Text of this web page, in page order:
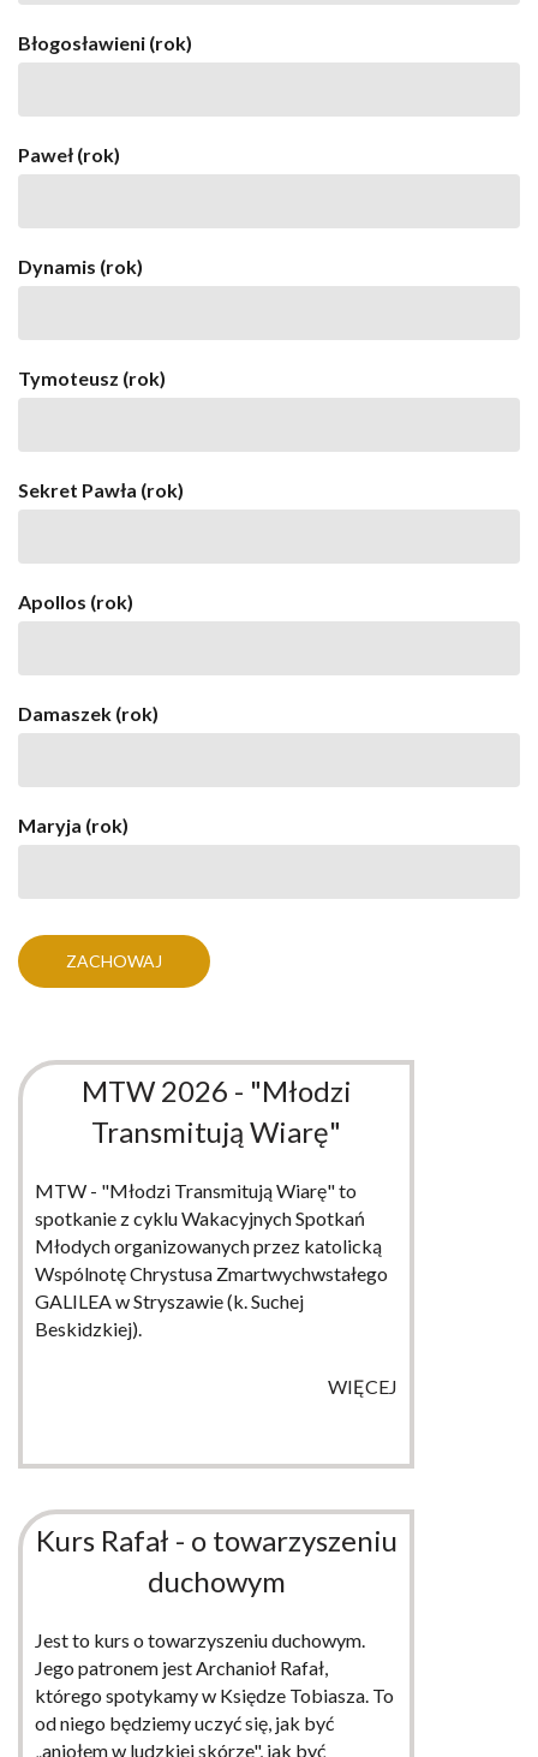
Błogosławieni (rok)
Paweł (rok)
Dynamis (rok)
Tymoteusz (rok)
Sekret Pawła (rok)
Apollos (rok)
Damaszek (rok)
Maryja (rok)
MTW 2026 - "Młodzi
Transmitują Wiarę"
MTW - "Młodzi Transmitują Wiarę" to
spotkanie z cyklu Wakacyjnych Spotkań
Młodych organizowanych przez katolicką
Wspólnotę Chrystusa Zmartwychwstałego
GALILEA w Stryszawie (k. Suchej
Beskidzkiej).
WIĘCEJ
Kurs Rafał - o towarzyszeniu
duchowym
Jest to kurs o towarzyszeniu duchowym.
Jego patronem jest Archanioł Rafał,
którego spotykamy w Księdze Tobiasza. To
od niego będziemy uczyć się, jak być
„aniołem w ludzkiej skórze", jak być